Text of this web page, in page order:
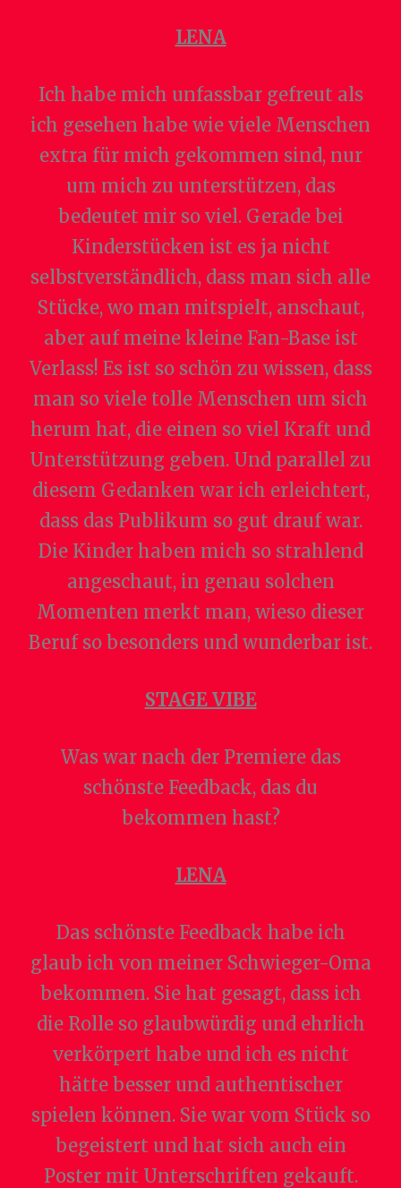
LENA
Ich habe mich unfassbar gefreut als
ich gesehen habe wie viele Menschen
extra für mich gekommen sind, nur
um mich zu unterstützen, das
bedeutet mir so viel. Gerade bei
Kinderstücken ist es ja nicht
selbstverständlich, dass man sich alle
Stücke, wo man mitspielt, anschaut,
aber auf meine kleine Fan-Base ist
Verlass! Es ist so schön zu wissen, dass
man so viele tolle Menschen um sich
herum hat, die einen so viel Kraft und
Unterstützung geben. Und parallel zu
diesem Gedanken war ich erleichtert,
dass das Publikum so gut drauf war.
Die Kinder haben mich so strahlend
angeschaut, in genau solchen
Momenten merkt man, wieso dieser
Beruf so besonders und wunderbar ist.
STAGE VIBE
Was war nach der Premiere das
schönste Feedback, das du
bekommen hast?
LENA
Das schönste Feedback habe ich
glaub ich von meiner Schwieger-Oma
bekommen. Sie hat gesagt, dass ich
die Rolle so glaubwürdig und ehrlich
verkörpert habe und ich es nicht
hätte besser und authentischer
spielen können. Sie war vom Stück so
begeistert und hat sich auch ein
Poster mit Unterschriften gekauft.